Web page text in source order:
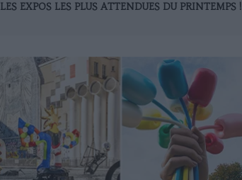
LES EXPOS LES PLUS ATTENDUES DU PRINTEMPS !